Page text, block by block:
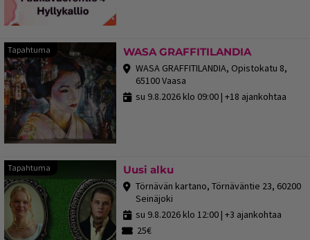
Tapahtuma WASA GRAFFITILANDIATapahtuma
WASA GRAFFITILANDIA, Opistokatu 8,
65100 Vaasa
su 9.8.2026 klo 09:00 | +18 ajankohtaa
Tapahtuma Uusi alku
Törnävän kartano, Törnäväntie 23, 60200
Seinäjoki
su 9.8.2026 klo 12:00 | +3 ajankohtaa
25€